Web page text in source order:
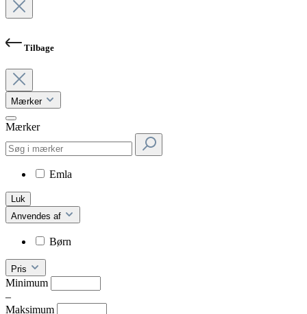
Tilbage
Mærker
Mærker
Emla
Luk
Anvendes af
Børn
Pris
Minimum
–
Maksimum